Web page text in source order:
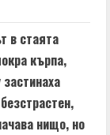
в стаята
кърпа,
нищо, но